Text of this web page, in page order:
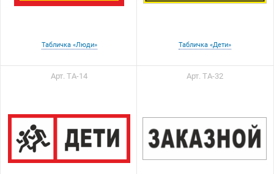
Табличка «Люди» Табличка «Дети»
Арт. ТА-14 Арт. ТА-32